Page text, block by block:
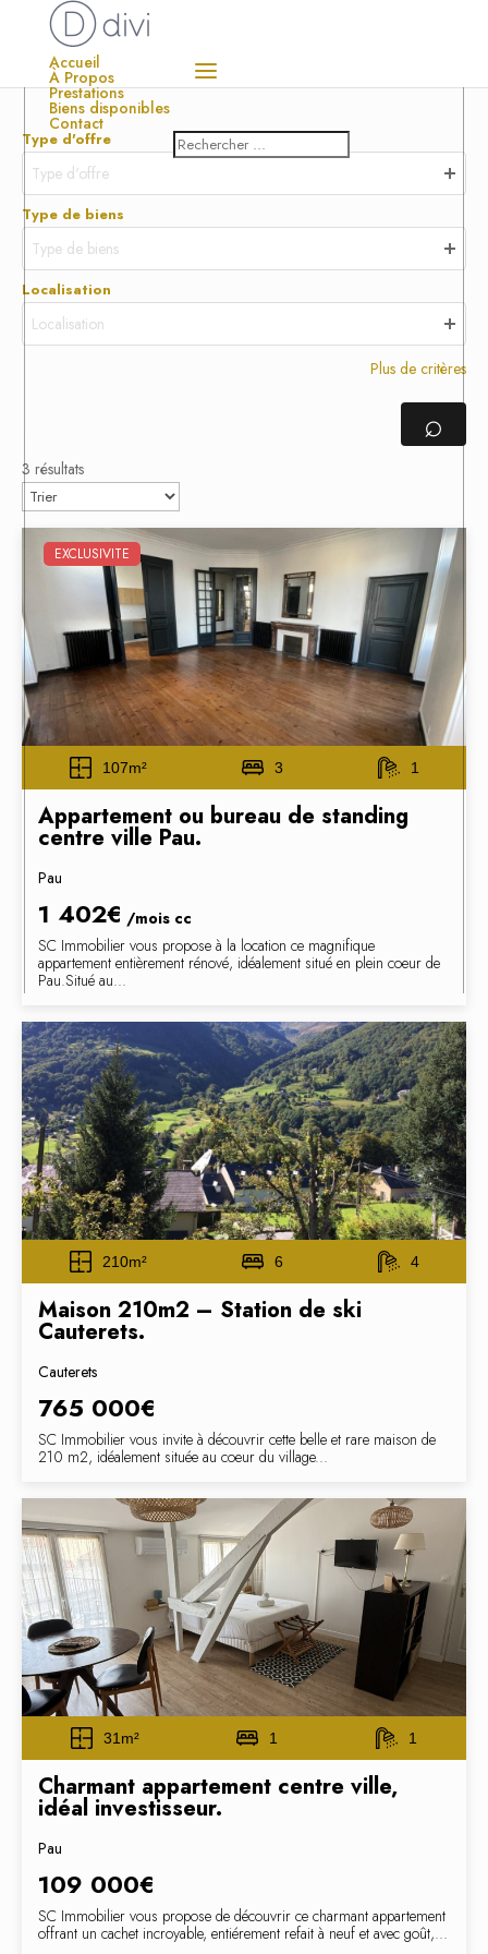
Accueil
À Propos
Prestations
Biens disponibles
Contact
Type d'offre
Type d'offre
Type de biens
Type de biens
Localisation
Localisation
Plus de critères
⌕
3 résultats
EXCLUSIVITE
107m² 3 1
Appartement ou bureau de standing
centre ville Pau.
Pau
1 402€ /mois cc
SC Immobilier vous propose à la location ce magnifique
appartement entièrement rénové, idéalement situé en plein coeur de
Pau.Situé au...
210m² 6 4
Maison 210m2 – Station de ski
Cauterets.
Cauterets
765 000€
SC Immobilier vous invite à découvrir cette belle et rare maison de
210 m2, idéalement située au coeur du village...
31m² 1 1
Charmant appartement centre ville,
idéal investisseur.
Pau
109 000€
SC Immobilier vous propose de découvrir ce charmant appartement
offrant un cachet incroyable, entiérement refait à neuf et avec goût,...